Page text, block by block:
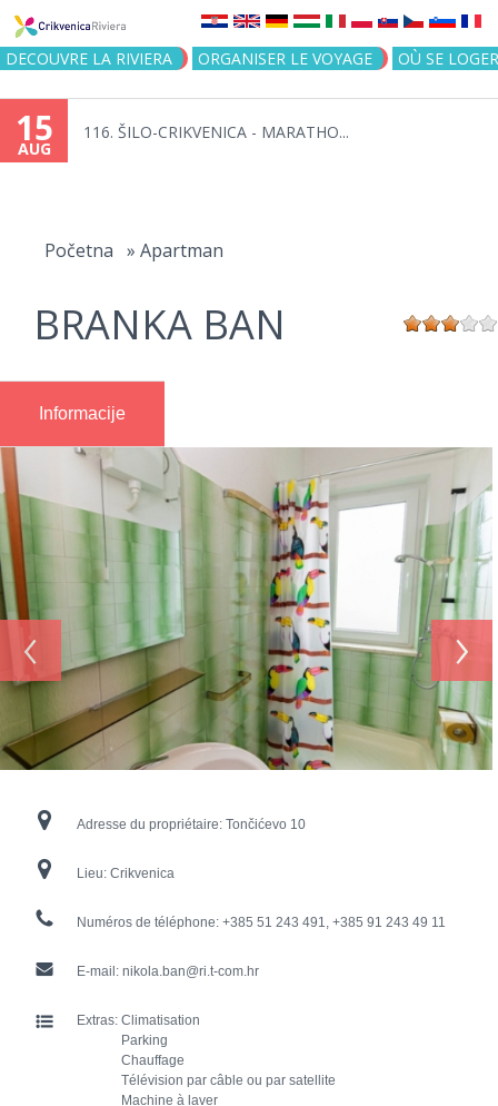
Jump to navigation
DECOUVRE LA RIVIERA ORGANISER LE VOYAGE OÙ SE LOGER
15
AUG
116. ŠILO-CRIKVENICA - MARATHO...
Početna » Apartman
BRANKA BAN
Informacije
‹ ›
Adresse du propriétaire: Tončićevo 10
Lieu: Crikvenica
Numéros de téléphone: +385 51 243 491, +385 91 243 49 11
E-mail: nikola.ban@ri.t-com.hr
Extras: Climatisation
Parking
Chauffage
Télévision par câble ou par satellite
Machine à laver